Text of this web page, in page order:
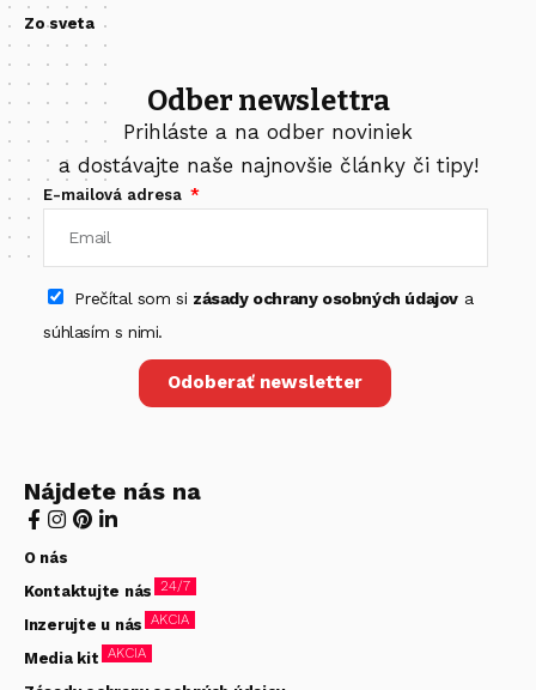
Zo sveta
Odber newslettra
Prihláste a na odber noviniek
a dostávajte naše najnovšie články či tipy!
E-mailová adresa
Prečítal som si zásady ochrany osobných údajova
súhlasím s nimi.
Odoberať newsletter
Nájdete nás na
O nás
Kontaktujte nás 24/7
Inzerujte u nás AKCIA
Media kit AKCIA